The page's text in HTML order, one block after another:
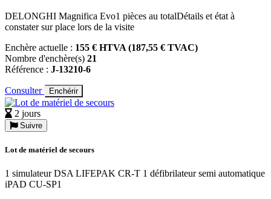
DELONGHI Magnifica Evo1 pièces au totalDétails et état à
constater sur place lors de la visite
Enchère actuelle : 155 € HTVA (187,55 € TVAC)
Nombre d'enchère(s) 21
Référence : J-13210-6
Consulter Enchérir
2 jours
Suivre
Lot de matériel de secours
1 simulateur DSA LIFEPAK CR-T 1 défibrilateur semi automatique
iPAD CU-SP1